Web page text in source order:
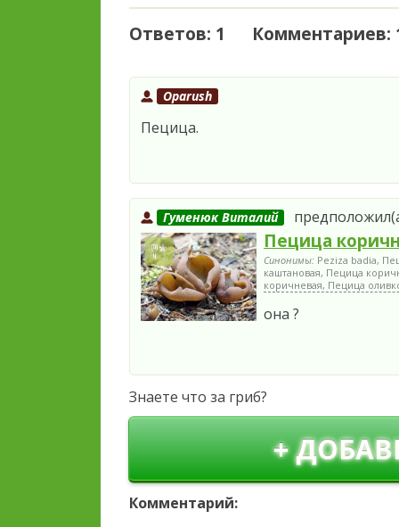
Ответов: 1 Комментариев:
Oparush
Пецица.
Гуменюк Виталий
Пецица
Синонимы: Peziza badia,
каштановая, Пецица
коричневая, Пецица
она ?
Знаете что за гриб?
+
Комментарий: